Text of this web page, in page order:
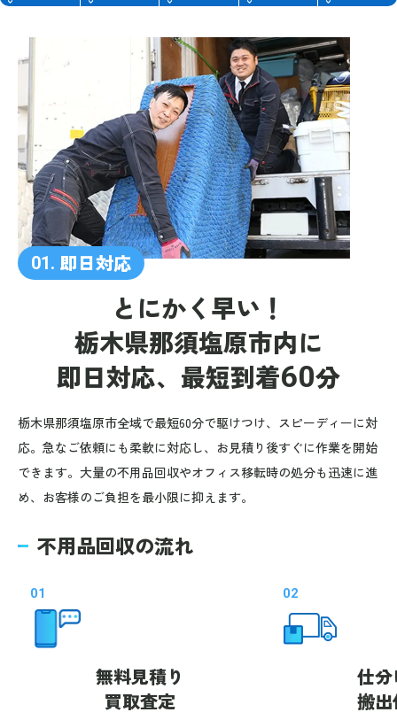
01. 即日対応
とにかく早い！
栃木県那須塩原市内に
即日対応、 最短到着60分
栃木県那須塩原市全域で最短60分で駆けつけ、スピーディーに対
応。急なご依頼にも柔軟に対応し、お見積り後すぐに作業を開始
できます。大量の不用品回収やオフィス移転時の処分も迅速に進
め、お客様のご負担を最小限に抑えます。
不用品回収の流れ
01
無料見積り
買取査定
02
仕
搬